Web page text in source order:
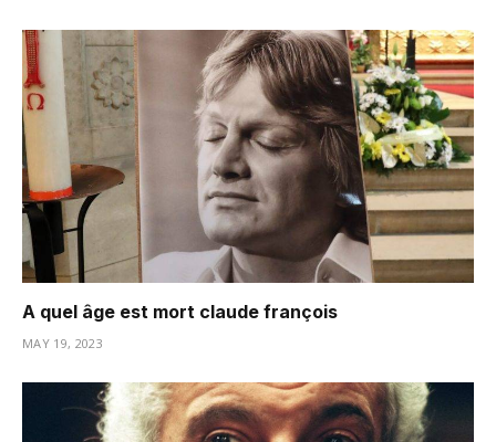
A quel âge est mort claude françois
MAY 19, 2023